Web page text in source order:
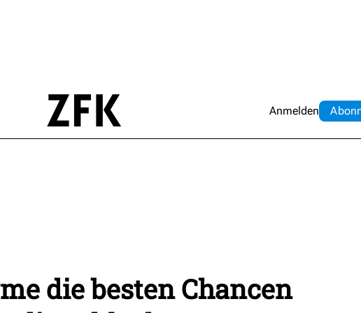
Anmelden Abo
die besten Chancen